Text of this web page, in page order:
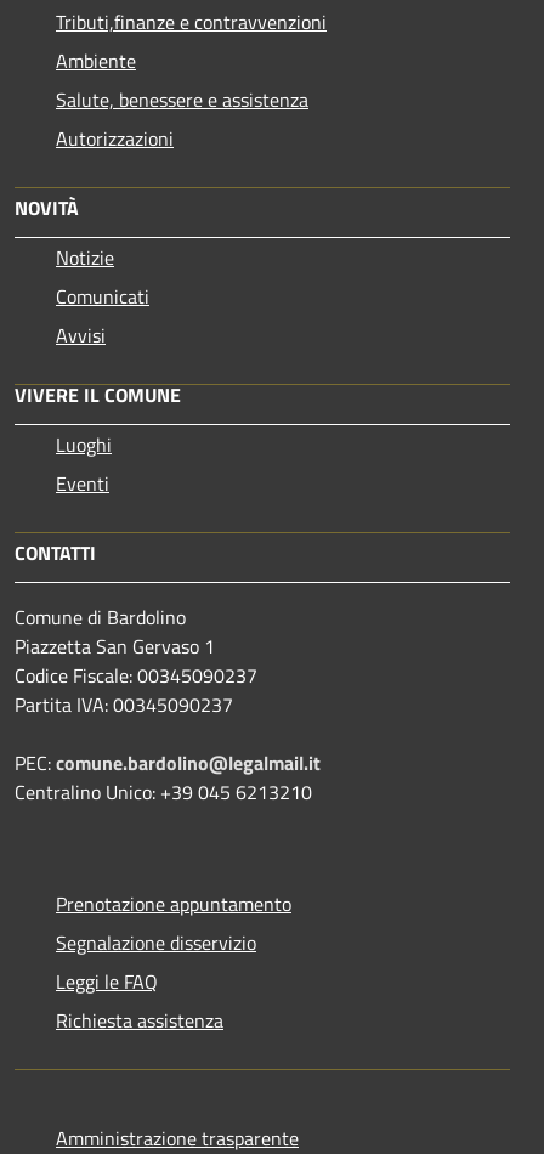
Tributi,finanze e contravvenzioni
Ambiente
Salute, benessere e assistenza
Autorizzazioni
NOVITÀ
Notizie
Comunicati
Avvisi
VIVERE IL COMUNE
Luoghi
Eventi
CONTATTI
Comune di Bardolino
Piazzetta San Gervaso 1
Codice Fiscale: 00345090237
Partita IVA: 00345090237
PEC:comune.bardolino@legalmail.it
Centralino Unico: +39 045 6213210
Prenotazione appuntamento
Segnalazione disservizio
Leggi le FAQ
Richiesta assistenza
Amministrazione trasparente